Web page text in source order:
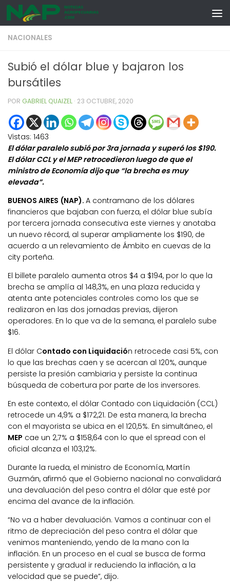
Skip to content
NACIONALES
Subió el dólar blue y bajaron los
bursátiles
POR GABRIEL QUAIZEL · 23 OCTUBRE, 2020
Vistas: 1463
El dólar paralelo subió por 3ra jornada y superó los $190.
El dólar CCL y el MEP retrocedieron luego de que el
ministro de Economía dijo que “la brecha es muy
elevada”.
BUENOS AIRES (NAP). A contramano de los dólares
financieros que bajaban con fuerza, el dólar blue subía
por tercera jornada consecutiva este viernes y anotaba
un nuevo récord, al superar ampliamente los $190, de
acuerdo a un relevamiento de Ámbito en cuevas de la
city porteña.
El billete paralelo aumenta otros $4 a $194, por lo que la
brecha se amplía al 148,3%, en una plaza reducida y
atenta ante potenciales controles como los que se
realizaron en las dos jornadas previas, dijeron
operadores. En lo que va de la semana, el paralelo sube
$16.
El dólar Contado con Liquidación retrocede casi 5%, con
lo que las brechas caen y se acercan al 120%, aunque
persiste la presión cambiaria y persiste la continua
búsqueda de cobertura por parte de los inversores.
En este contexto, el dólar Contado con Liquidación (CCL)
retrocede un 4,9% a $172,21. De esta manera, la brecha
con el mayorista se ubica en el 120,5%. En simultáneo, el
MEP cae un 2,7% a $158,64 con lo que el spread con el
oficial alcanza el 103,12%.
Durante la rueda, el ministro de Economía, Martín
Guzmán, afirmó que el Gobierno nacional no convalidará
una devaluación del peso contra el dólar que esté por
encima del avance de la inflación.
“No va a haber devaluación. Vamos a continuar con el
ritmo de depreciación del peso contra el dólar que
venimos manteniendo, yendo de la mano con la
inflación. En un proceso en el cual se busca de forma
persistente y gradual ir reduciendo la inflación, a la
velocidad que se puede”, dijo.